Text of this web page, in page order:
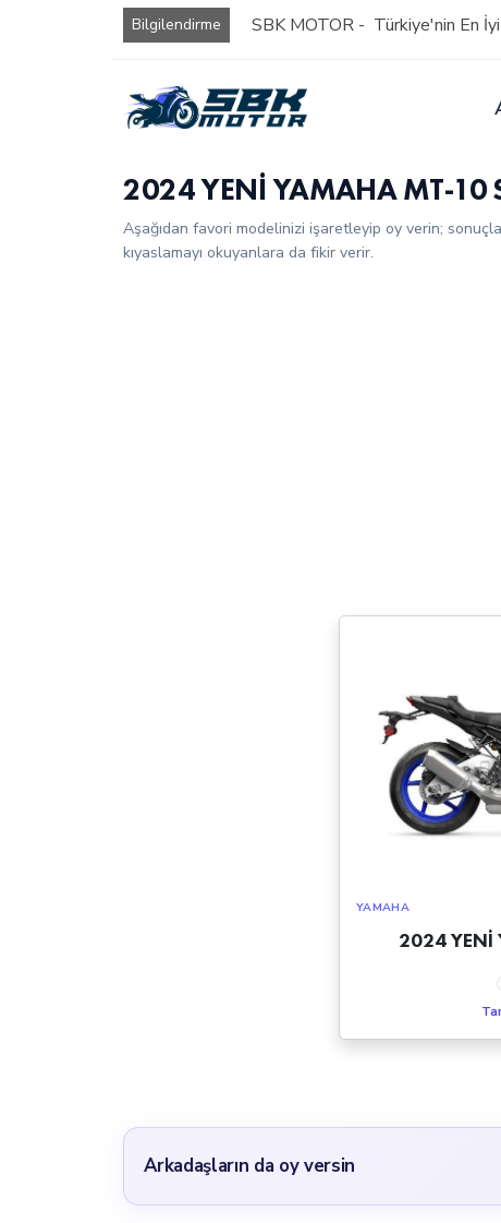
Bilgilendirme SBK MOTOR - Türkiye'nin En
2024 YENİ YAMAHA MT-10
Aşağıdan favori modelinizi işaretleyip oy verin;
kıyaslamayı okuyanlara da fikir verir.
YAMAHA
2024 YENİ
Arkadaşların da oy versin